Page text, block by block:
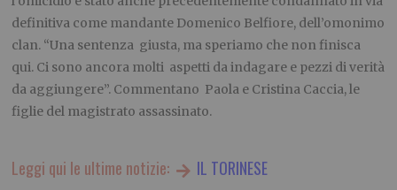
definitiva come mandante Domenico Belfiore, dell’omonimo
clan. “Una sentenza giusta, ma speriamo che non finisca
qui. Ci sono ancora molti aspetti da indagare e pezzi di verità
da aggiungere”. Commentano Paola e Cristina Caccia, le
figlie del magistrato assassinato.
Leggi qui le ultime notizie: IL TORINESE